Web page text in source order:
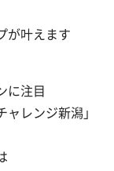
叶えます
に注目
レンジ新潟」